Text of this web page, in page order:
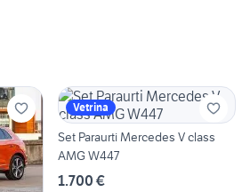
Vetrina
Set Paraurti Mercedes V class
AMG W447
1.700 €